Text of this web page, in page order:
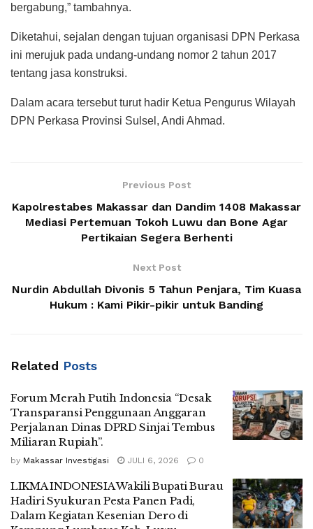
bergabung,” tambahnya.
Diketahui, sejalan dengan tujuan organisasi DPN Perkasa
ini merujuk pada undang-undang nomor 2 tahun 2017
tentang jasa konstruksi.
Dalam acara tersebut turut hadir Ketua Pengurus Wilayah
DPN Perkasa Provinsi Sulsel, Andi Ahmad.
Previous Post
Kapolrestabes Makassar dan Dandim 1408 Makassar
Mediasi Pertemuan Tokoh Luwu dan Bone Agar
Pertikaian Segera Berhenti
Next Post
Nurdin Abdullah Divonis 5 Tahun Penjara, Tim Kuasa
Hukum : Kami Pikir-pikir untuk Banding
Related Posts
Forum Merah Putih Indonesia “Desak
Transparansi Penggunaan Anggaran
Perjalanan Dinas DPRD Sinjai Tembus
Miliaran Rupiah”.
by Makassar Investigasi JULI 6, 2026 0
LIKMA INDONESIA Wakili Bupati Burau
Hadiri Syukuran Pesta Panen Padi,
Dalam Kegiatan Kesenian Dero di